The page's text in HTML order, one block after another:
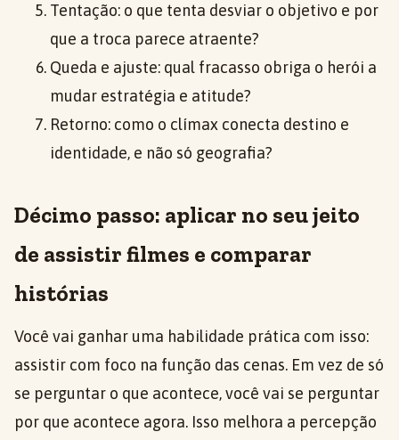
Tentação: o que tenta desviar o objetivo e por
que a troca parece atraente?
Queda e ajuste: qual fracasso obriga o herói a
mudar estratégia e atitude?
Retorno: como o clímax conecta destino e
identidade, e não só geografia?
Décimo passo: aplicar no seu jeito
de assistir filmes e comparar
histórias
Você vai ganhar uma habilidade prática com isso:
assistir com foco na função das cenas. Em vez de só
se perguntar o que acontece, você vai se perguntar
por que acontece agora. Isso melhora a percepção